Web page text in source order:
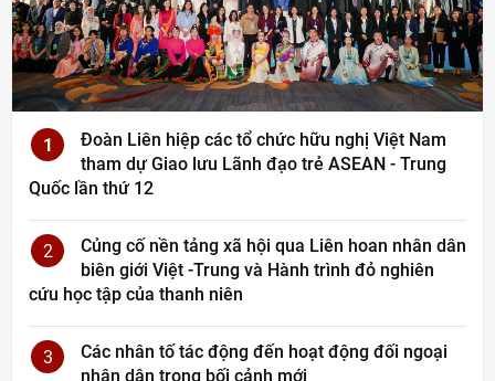
1
Đoàn Liên hiệp các tổ chức hữu nghị Việt Nam
tham dự Giao lưu Lãnh đạo trẻ ASEAN - Trung
Quốc lần thứ 12
2
Củng cố nền tảng xã hội qua Liên hoan nhân dân
biên giới Việt -Trung và Hành trình đỏ nghiên
cứu học tập của thanh niên
3
Các nhân tố tác động đến hoạt động đối ngoại
nhân dân trong bối cảnh mới